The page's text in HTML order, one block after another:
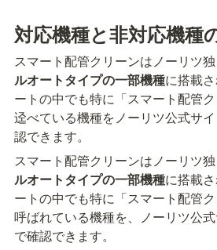
対応機種と非対応機種
スマート配管クリーンはノーリツ独
ルオートタイプの一部機種に搭載
ートの中でも特に「スマート配管
迳べている機種をノーリツ公式サ
認できます。
スマート配管クリーンはノーリツ独
ルオートタイプの一部機種に搭載
ートの中でも特に「スマート配管
呼ばれている機種を、ノーリツ公
で確認できます。